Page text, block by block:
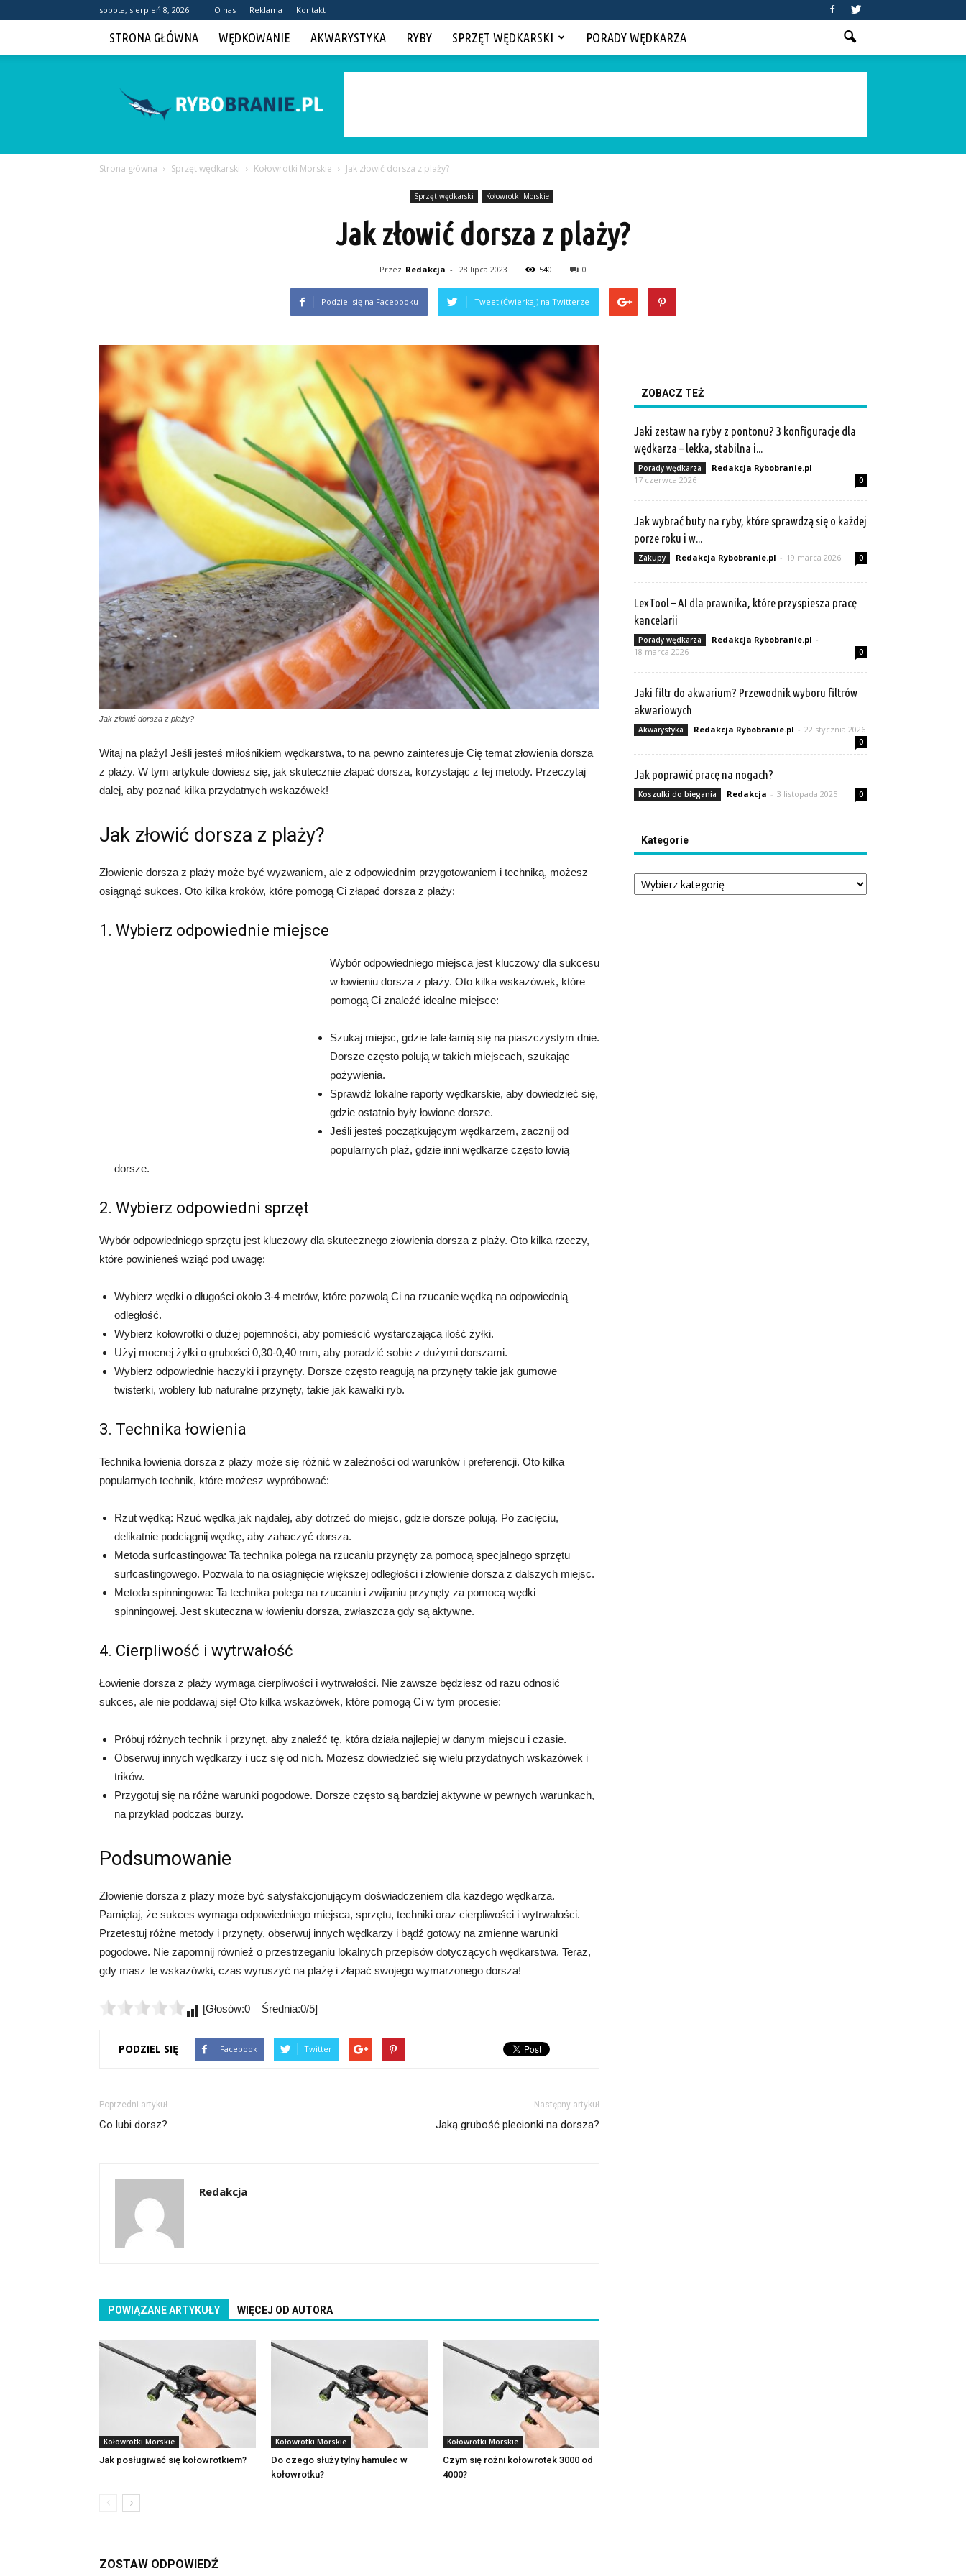
sobota, sierpień 8, 2026 O nas Reklama Kontakt
STRONA GŁÓWNA WĘDKOWANIE AKWARYSTYKA RYBY SPRZĘT WĘDKARSKI PORADY WĘDKARZA
Strona główna Sprzęt wędkarski Kołowrotki Morskie Jak złowić dorsza z plaży?
Sprzęt wędkarski Kołowrotki Morskie
Jak złowić dorsza z plaży?
Przez Redakcja - 28 lipca 2023 540 0
Podziel się na Facebooku Tweet (Ćwierkaj) na Twitterze
Jak złowić dorsza z plaży?
Witaj na plaży! Jeśli jesteś miłośnikiem wędkarstwa, to na pewno zainteresuje Cię temat złowienia dorsza
z plaży. W tym artykule dowiesz się, jak skutecznie złapać dorsza, korzystając z tej metody. Przeczytaj
dalej, aby poznać kilka przydatnych wskazówek!
Jak złowić dorsza z plaży?
Złowienie dorsza z plaży może być wyzwaniem, ale z odpowiednim przygotowaniem i techniką, możesz
osiągnąć sukces. Oto kilka kroków, które pomogą Ci złapać dorsza z plaży:
1. Wybierz odpowiednie miejsce
Wybór odpowiedniego miejsca jest kluczowy dla sukcesu
w łowieniu dorsza z plaży. Oto kilka wskazówek, które
pomogą Ci znaleźć idealne miejsce:
Szukaj miejsc, gdzie fale łamią się na piaszczystym dnie.
Dorsze często polują w takich miejscach, szukając
pożywienia.
Sprawdź lokalne raporty wędkarskie, aby dowiedzieć się,
gdzie ostatnio były łowione dorsze.
Jeśli jesteś początkującym wędkarzem, zacznij od
popularnych plaż, gdzie inni wędkarze często łowią
dorsze.
2. Wybierz odpowiedni sprzęt
Wybór odpowiedniego sprzętu jest kluczowy dla skutecznego złowienia dorsza z plaży. Oto kilka rzeczy,
które powinieneś wziąć pod uwagę:
Wybierz wędki o długości około 3-4 metrów, które pozwolą Ci na rzucanie wędką na odpowiednią
odległość.
Wybierz kołowrotki o dużej pojemności, aby pomieścić wystarczającą ilość żyłki.
Użyj mocnej żyłki o grubości 0,30-0,40 mm, aby poradzić sobie z dużymi dorszami.
Wybierz odpowiednie haczyki i przynęty. Dorsze często reagują na przynęty takie jak gumowe
twisterki, woblery lub naturalne przynęty, takie jak kawałki ryb.
3. Technika łowienia
Technika łowienia dorsza z plaży może się różnić w zależności od warunków i preferencji. Oto kilka
popularnych technik, które możesz wypróbować:
Rzut wędką: Rzuć wędką jak najdalej, aby dotrzeć do miejsc, gdzie dorsze polują. Po zacięciu,
delikatnie podciągnij wędkę, aby zahaczyć dorsza.
Metoda surfcastingowa: Ta technika polega na rzucaniu przynęty za pomocą specjalnego sprzętu
surfcastingowego. Pozwala to na osiągnięcie większej odległości i złowienie dorsza z dalszych miejsc.
Metoda spinningowa: Ta technika polega na rzucaniu i zwijaniu przynęty za pomocą wędki
spinningowej. Jest skuteczna w łowieniu dorsza, zwłaszcza gdy są aktywne.
4. Cierpliwość i wytrwałość
Łowienie dorsza z plaży wymaga cierpliwości i wytrwałości. Nie zawsze będziesz od razu odnosić
sukces, ale nie poddawaj się! Oto kilka wskazówek, które pomogą Ci w tym procesie:
Próbuj różnych technik i przynęt, aby znaleźć tę, która działa najlepiej w danym miejscu i czasie.
Obserwuj innych wędkarzy i ucz się od nich. Możesz dowiedzieć się wielu przydatnych wskazówek i
trików.
Przygotuj się na różne warunki pogodowe. Dorsze często są bardziej aktywne w pewnych warunkach,
na przykład podczas burzy.
Podsumowanie
Złowienie dorsza z plaży może być satysfakcjonującym doświadczeniem dla każdego wędkarza.
Pamiętaj, że sukces wymaga odpowiedniego miejsca, sprzętu, techniki oraz cierpliwości i wytrwałości.
Przetestuj różne metody i przynęty, obserwuj innych wędkarzy i bądź gotowy na zmienne warunki
pogodowe. Nie zapomnij również o przestrzeganiu lokalnych przepisów dotyczących wędkarstwa. Teraz,
gdy masz te wskazówki, czas wyruszyć na plażę i złapać swojego wymarzonego dorsza!
[Głosów:0 Średnia:0/5]
PODZIEL SIĘ Facebook Twitter
Poprzedni artykuł
Co lubi dorsz?
Następny artykuł
Jaką grubość plecionki na dorsza?
Redakcja
POWIĄZANE ARTYKUŁY WIĘCEJ OD AUTORA
Kołowrotki Morskie
Jak posługiwać się kołowrotkiem?
Kołowrotki Morskie
Do czego służy tylny hamulec w
kołowrotku?
Kołowrotki Morskie
Czym się rożni kołowrotek 3000 od
4000?
ZOSTAW ODPOWIEDŹ
ZOBACZ TEŻ
Jaki zestaw na ryby z pontonu? 3 konfiguracje dla
wędkarza – lekka, stabilna i...
Porady wędkarza Redakcja Rybobranie.pl -
17 czerwca 2026
0
Jak wybrać buty na ryby, które sprawdzą się o każdej
porze roku i w...
Zakupy Redakcja Rybobranie.pl - 19 marca 2026 0
LexTool – AI dla prawnika, które przyspiesza pracę
kancelarii
Porady wędkarza Redakcja Rybobranie.pl -
18 marca 2026
0
Jaki filtr do akwarium? Przewodnik wyboru filtrów
akwariowych
Akwarystyka Redakcja Rybobranie.pl - 22 stycznia 2026
0
Jak poprawić pracę na nogach?
Koszulki do biegania Redakcja - 3 listopada 2025 0
Kategorie
Kategorie